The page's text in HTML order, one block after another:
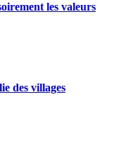
les valeurs
des villages